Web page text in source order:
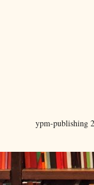
ypm-publishing